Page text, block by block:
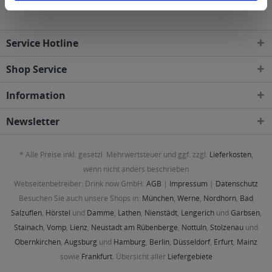
Service Hotline
Shop Service
Information
Newsletter
* Alle Preise inkl. gesetzl. Mehrwertsteuer und ggf. zzgl. Lieferkosten,
wenn nicht anders beschrieben
Webseitenbetreiber: Drink now GmbH: AGB | Impressum | Datenschutz
Besuchen Sie auch unsere Shops in: München, Werne, Nordhorn, Bad
Salzuflen, Hörstel und Damme, Lathen, Nienstädt, Lengerichund Garbsen,
Stainach, Vomp, Lienz, Neustadt am Rübenberge, Nottuln, Stolzenau und
Obernkirchen, Augsburg und Hamburg, Berlin, Düsseldorf, Erfurt, Mainz
sowie Frankfurt. Übersicht aller Liefergebiete